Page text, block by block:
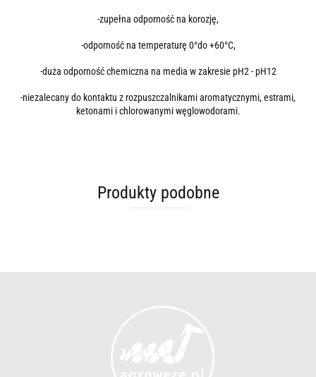
-zupełna odporność na korozję,
-odporność na temperaturę 0°do +60°C,
-duża odporność chemiczna na media w zakresie pH2 - pH12
-niezalecany do kontaktu z rozpuszczalnikami aromatycznymi, estrami,
ketonami i chlorowanymi węglowodorami.
Produkty podobne